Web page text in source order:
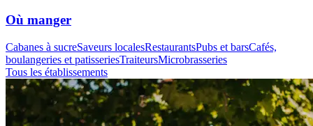
Où manger
Cabanes à sucreSaveurs localesRestaurantsPubs et barsCafés,
boulangeries et patisseriesTraiteursMicrobrasseries
Tous les établissements